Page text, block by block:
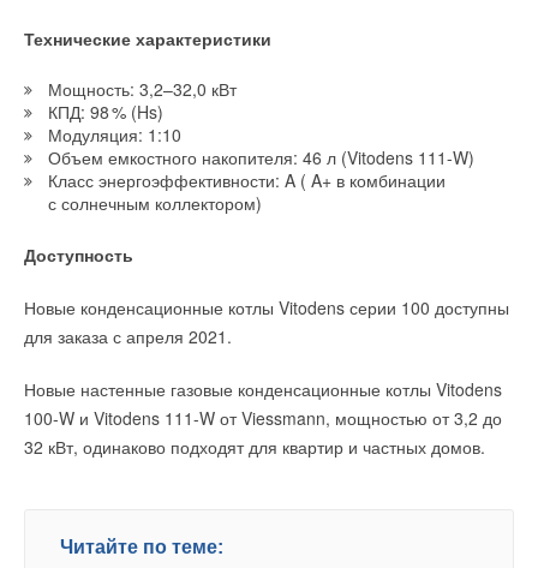
Технические характеристики
Мощность: 3,2–32,0 кВт
КПД: 98% (Hs)
Модуляция: 1:10
Объем емкостного накопителя: 46 л (Vitodens 111-W)
Класс энергоэффективности: A ( A+ в комбинации
с солнечным коллектором)
Доступность
Новые конденсационные котлы Vitodens серии 100 доступны
для заказа с апреля 2021.
Новые настенные газовые конденсационные котлы Vitodens
100-W и Vitodens 111-W от Viessmann, мощностью от 3,2 до
32 кВт, одинаково подходят для квартир и частных домов.
Читайте по теме: